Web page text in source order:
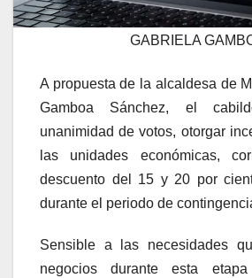
GABRIELA
A propuesta de la alcaldesa de
Gamboa Sánchez, el
unanimidad de votos, otorgar
las unidades económicas,
descuento del 15 y 20 por
durante el periodo de
Sensible a las necesidades
negocios durante esta